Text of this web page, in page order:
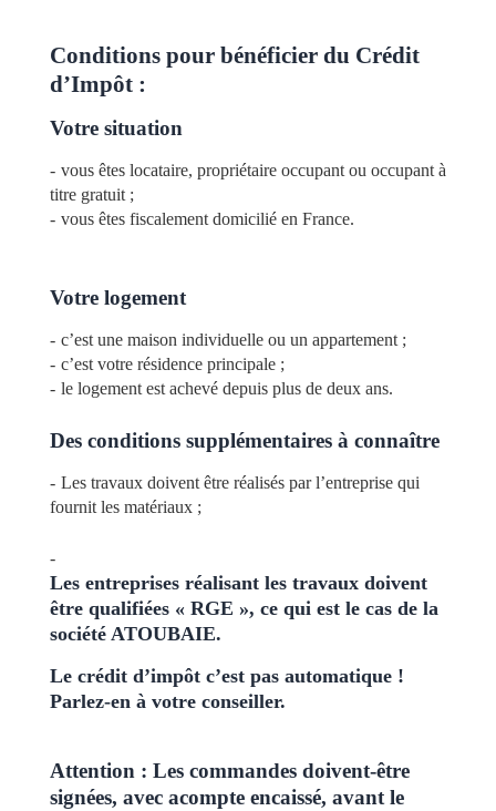
Conditions pour bénéficier du Crédit
d’Impôt :
Votre situation
vous êtes locataire, propriétaire occupant ou occupant à
titre gratuit ;
vous êtes fiscalement domicilié en France.
Votre logement
c’est une maison individuelle ou un appartement ;
c’est votre résidence principale ;
le logement est achevé depuis plus de deux ans.
Des conditions supplémentaires à connaître
Les travaux doivent être réalisés par l’entreprise qui
fournit les matériaux ;
Les entreprises réalisant les travaux doivent
être qualifiées « RGE », ce qui est le cas de la
société ATOUBAIE.
Le crédit d’impôt c’est pas automatique !
Parlez-en à votre conseiller.
Attention : Les commandes doivent-être
signées, avec acompte encaissé, avant le